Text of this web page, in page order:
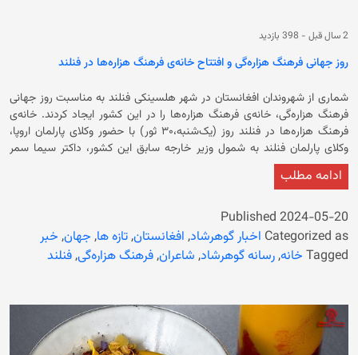
2 سال قبل - 398 بازدید
روز جهانی فرهنگ هزاره‌گی و افتتاح خانه‌ی فرهنگ هزاره‌ها در فنلند
شماری از شهروندان افغانستان در شهر هلسینکی فنلند به مناسبت روز جهانی
فرهنگ هزاره‌گی، خانه‌ی فرهنگ هزاره‌ها را در این کشور ایجاد کردند. خانه‌ی
فرهنگ هزاره‌ها در فنلند روز (یک‌شنبه،۳۰ ثور) با حضور وکلای پارلمان اروپا،
وکلای پارلمان فنلند به شمول وزیر خارجه سابق این کشور، داکتر سیما سمر
رییس پیشین کمیسیون مستقل حقوق بشر افغانستان، شاعران، نویسندگان،
فعالان حقوق بشر فنلند و جامعه‌ی مهاجر افغانستان در این کشور افتتاح شده
عضو پارلمان فنلند و وزیر خارجه‌ی پیشین این کشور، فعالین حقوق بشر و
شماری دیگر از فعالان جامعه‌ی مدنی در مورد تنوع فرهنگی در شهر هلسینکی،
زنان و جامعه‌ی هزاره‌ها‌، شرایط و دشواری‌های آن‌ها در افغانستان صحبت
کردند. این در حالی است که نوزدهم می، به‌عنوان روز فرهنگ هزاره‌گی از سوی
باید گفت که هدف از تجلیل روز جهانی فرهنگ هزاره‌گی، به‌تصویر کشیدن
فرهنگ و رسوم مردم هزاره است. امروز هم شماری از شهروندان کشور در شهر
شماری از کشورها از «روز فرهنگ هزار‌ه‌گی» تجلیل کردند.
ادامه مطلب
Published 2024-05-20
Categorized as اخبار گوهرشاد, افغانستان,تازه ها, جهان, خبر
Tagged خانه,رسانه گوهرشاد, شاعران,فرهنگ هزاره‌گی,فنلند